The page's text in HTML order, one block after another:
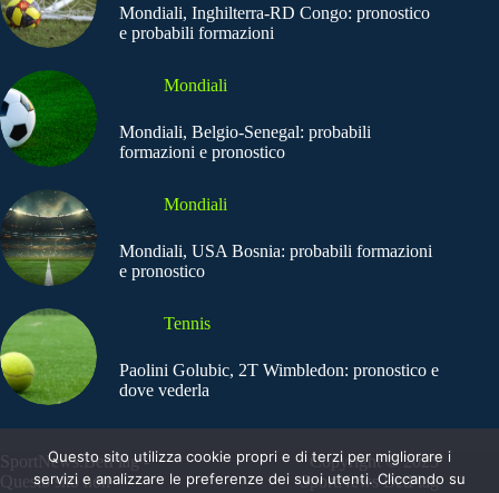
Mondiali, Inghilterra-RD Congo: pronostico
e probabili formazioni
Mondiali
Mondiali, Belgio-Senegal: probabili
formazioni e pronostico
Mondiali
Mondiali, USA Bosnia: probabili formazioni
e pronostico
Tennis
Paolini Golubic, 2T Wimbledon: pronostico e
dove vederla
SportNews.BetFlag -
Questo sito non
Copyright © 2025
SportNews BetFlag
Questo sito utilizza cookie propri e di terzi per migliorare i
servizi e analizzare le preferenze dei suoi utenti. Cliccando su